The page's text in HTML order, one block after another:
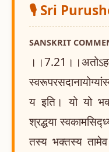
🎙️ Sri
SANSKRIT
य इति। यो यो
श्रद्धया
तस्य भक्तस्य तामेव